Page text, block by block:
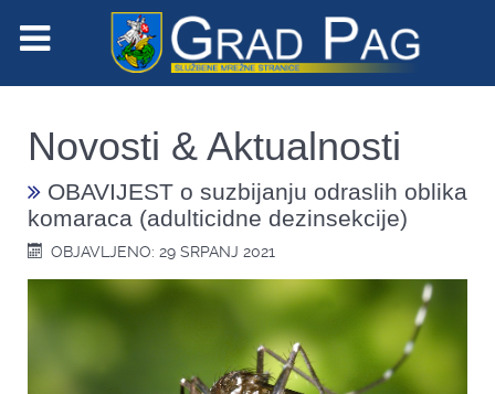
Novosti & Aktualnosti
OBAVIJEST o suzbijanju odraslih oblika
komaraca (adulticidne dezinsekcije)
OBJAVLJENO: 29 SRPANJ 2021